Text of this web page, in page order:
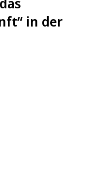
in der